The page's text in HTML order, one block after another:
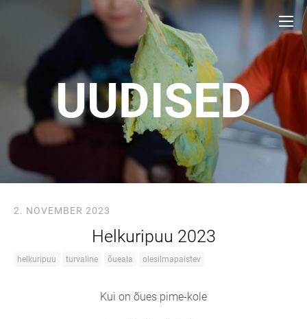
UUDISED
2. NOVEMBER 2023
Helkuripuu 2023
helkuripuu turvaline õueala olesilmapaistev
Kui on õues pime-kole